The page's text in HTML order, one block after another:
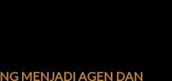
MENJADI AGEN DAN